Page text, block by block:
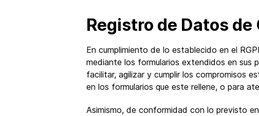
Registro de Datos
En cumplimiento de lo establecido en el
mediante los formularios extendidos en sus
facilitar, agilizar y cumplir los compromisos
en los formularios que este rellene, o para
Asimismo, de conformidad con lo previsto